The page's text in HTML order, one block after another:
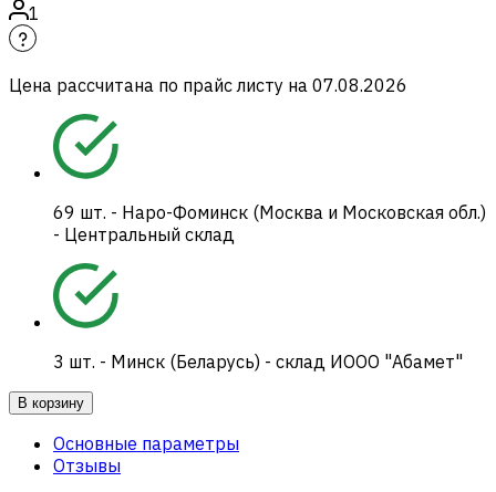
1
Цена рассчитана по прайс листу на 07.08.2026
69 шт. - Наро-Фоминск (Москва и Московская обл.)
- Центральный склад
3 шт. - Минск (Беларусь) - склад ИООО "Абамет"
В корзину
Основные параметры
Отзывы